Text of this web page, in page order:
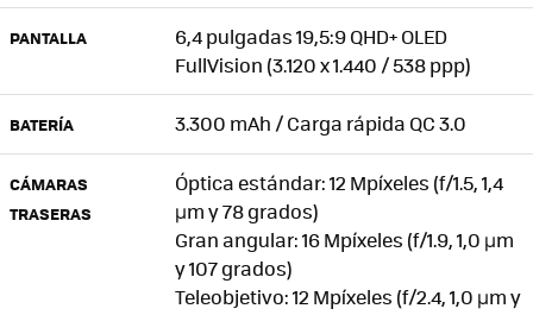
PANTALLA
6,4 pulgadas 19,5:9 QHD+ OLED
FullVision (3.120 x 1.440 / 538 ppp)
BATERÍA 3.300 mAh / Carga rápida QC 3.0
CÁMARAS
TRASERAS
Óptica estándar: 12 Mpíxeles (f/1.5, 1,4
μm y 78 grados)
Gran angular: 16 Mpíxeles (f/1.9, 1,0 μm
y 107 grados)
Teleobjetivo: 12 Mpíxeles (f/2.4, 1,0 μm y